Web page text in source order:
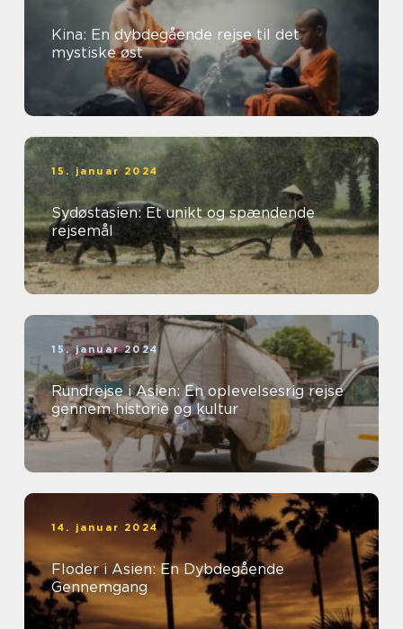
Kina: En dybdegående rejse til det
mystiske øst
15. januar 2024
Sydøstasien: Et unikt og spændende
rejsemål
15. januar 2024
Rundrejse i Asien: En oplevelsesrig rejse
gennem historie og kultur
14. januar 2024
Floder i Asien: En Dybdegående
Gennemgang